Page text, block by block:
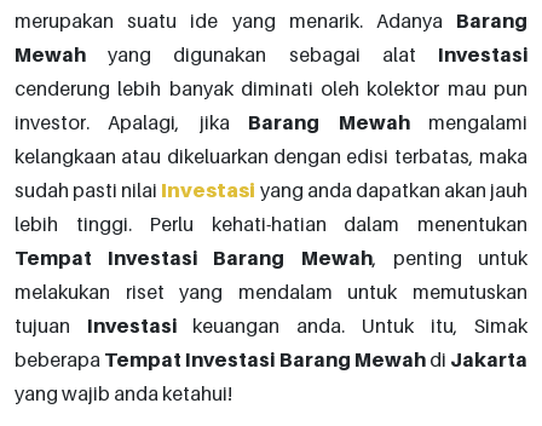
merupakan suatu ide yang menarik. Adanya Barang
Mewah yang digunakan sebagai alat Investasi
cenderung lebih banyak diminati oleh kolektor mau pun
investor. Apalagi, jika Barang Mewahmengalami
kelangkaan atau dikeluarkan dengan edisi terbatas, maka
sudah pasti nilai Investasi yang anda dapatkan akan jauh
lebih tinggi. Perlu kehati-hatian dalam menentukan
Tempat
Investasi Barang Mewah, penting untuk
melakukan riset yang mendalam untuk memutuskan
tujuan Investasikeuangan anda. Untuk itu, Simak
beberapa Tempat Investasi Barang Mewahdi Jakarta
yang wajib anda ketahui!